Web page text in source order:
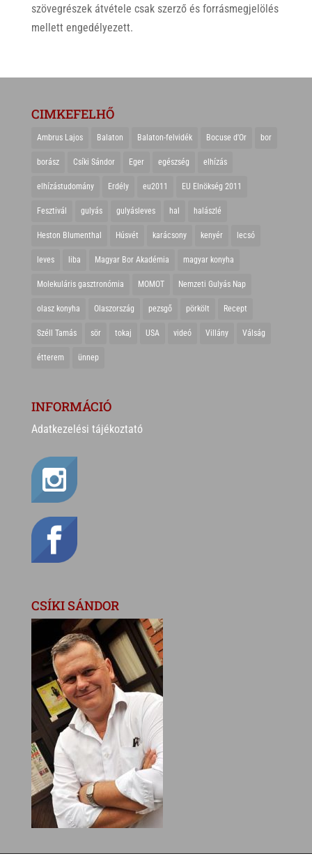
szövegrészek átvétele csak szerző és forrásmegjelölés
mellett engedélyezett.
CIMKEFELHŐ
Ambrus Lajos Balaton Balaton-felvidék Bocuse d'Or bor
borász Csíki Sándor Eger egészség elhízás
elhízástudomány Erdély eu2011 EU Elnökség 2011
Fesztivál gulyás gulyásleves hal halászlé
Heston Blumenthal Húsvét karácsony kenyér lecsó
leves liba Magyar Bor Akadémia magyar konyha
Molekuláris gasztronómia MOMOT Nemzeti Gulyás Nap
olasz konyha Olaszország pezsgő pörkölt Recept
Széll Tamás sör tokaj USA videó Villány Válság
étterem ünnep
INFORMÁCIÓ
Adatkezelési tájékoztató
CSÍKI SÁNDOR